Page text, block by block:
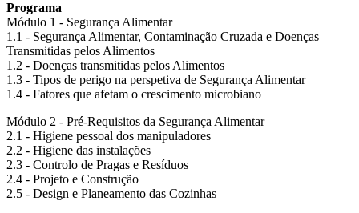
Programa
Módulo 1 - Segurança Alimentar
1.1 - Segurança Alimentar, Contaminação Cruzada e Doenças
Transmitidas pelos Alimentos
1.2 - Doenças transmitidas pelos Alimentos
1.3 - Tipos de perigo na perspetiva de Segurança Alimentar
1.4 - Fatores que afetam o crescimento microbiano
Módulo 2 - Pré-Requisitos da Segurança Alimentar
2.1 - Higiene pessoal dos manipuladores
2.2 - Higiene das instalações
2.3 - Controlo de Pragas e Resíduos
2.4 - Projeto e Construção
2.5 - Design e Planeamento das Cozinhas